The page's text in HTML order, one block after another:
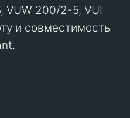
VUW 200/2-5, VUI
и совместимость